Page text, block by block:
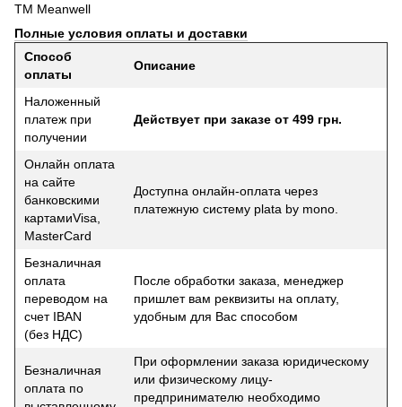
ТМ Meanwell
Полные условия оплаты и доставки
Способ
оплаты
Описание
Наложенный
платеж при
получении
Действует при заказе от 499 грн.
Онлайн оплата
на сайте
банковскими
картамиVisa,
MasterCard
Доступна онлайн-оплата через
платежную систему plata by mono.
Безналичная
оплата
переводом на
счет IBAN
(без НДС)
После обработки заказа, менеджер
пришлет вам реквизиты на оплату,
удобным для Вас способом
Безналичная
оплата по
При оформлении заказа юридическому
или физическому лицу-
предпринимателю необходимо